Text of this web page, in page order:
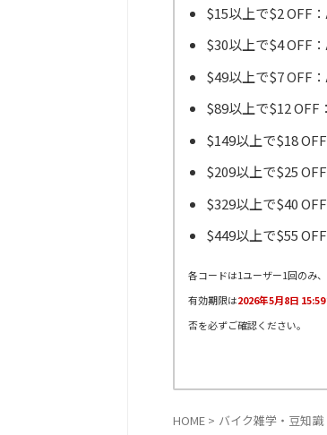
$15以上で$2 OFF：
$30以上で$4 OFF：
$49以上で$7 OFF：
$89以上で$12 OFF
$149以上で$18 OFF
$209以上で$25
$329以上で$40 OFF
$449以上で$55
各コードは1ユーザー1回のみ、
有効期限は2026年5月8日 15:59
否を必ずご確認ください。
HOME > バイク雑学・豆知識